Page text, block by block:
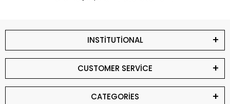
INSTİTUTİONAL
CUSTOMER SERVİCE
CATEGORİES